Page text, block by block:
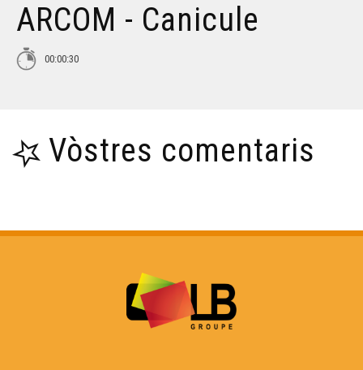
ARCOM - Canicule
00:00:30
Vòstres comentaris